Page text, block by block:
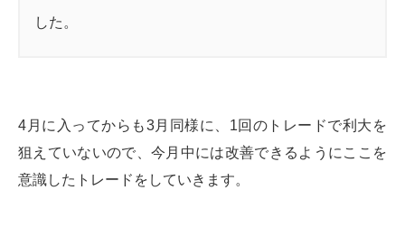
した。
4月に入ってからも3月同様に、1回のトレードで利大を
狙えていないので、今月中には改善できるようにここを
意識したトレードをしていきます。